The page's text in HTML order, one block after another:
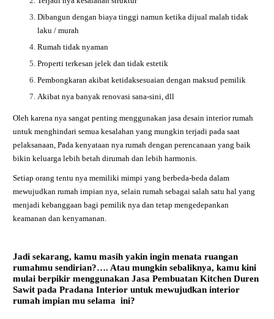
Dibangun dengan biaya tinggi namun ketika dijual malah tidak
laku / murah
Rumah tidak nyaman
Properti terkesan jelek dan tidak estetik
Pembongkaran akibat ketidaksesuaian dengan maksud pemilik
Akibat nya banyak renovasi sana-sini, dll
Oleh karena nya sangat penting menggunakan jasa desain interior rumah
untuk menghindari semua kesalahan yang mungkin terjadi pada saat
pelaksanaan, Pada kenyataan nya rumah dengan perencanaan yang baik
bikin keluarga lebih betah dirumah dan lebih harmonis.
Setiap orang tentu nya memiliki mimpi yang berbeda-beda dalam
mewujudkan rumah impian nya, selain rumah sebagai salah satu hal yang
menjadi kebanggaan bagi pemilik nya dan tetap mengedepankan
keamanan dan kenyamanan.
Jadi sekarang, kamu masih yakin ingin menata ruangan
rumahmu sendirian?…. Atau mungkin sebaliknya, kamu kini
mulai berpikir menggunakanJasa Pembuatan Kitchen Duren
Sawitpada Pradana Interior untuk mewujudkan interior
rumah impian mu selama ini?